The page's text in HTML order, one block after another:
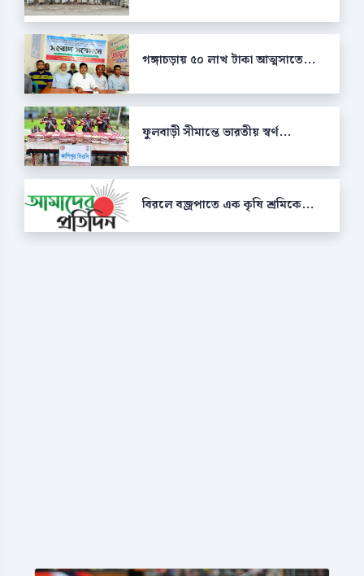
গঙ্গাচড়ায় ৫০ লাখ টাকা আত্মসাতে...
ফুলবাড়ী সীমান্তে ভারতীয় স্বর্ণ...
বিরলে বজ্রপাতে এক কৃষি শ্রমিকে...